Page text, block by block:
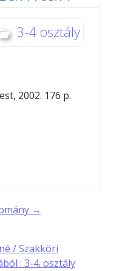
3-4 osztály
2002. 176 p.
→
/ Szakköri
: 3-4. osztály